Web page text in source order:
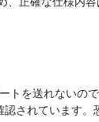
を送れないの
されています